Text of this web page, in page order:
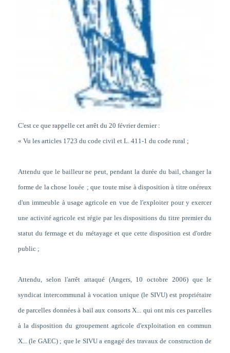
C'est ce que rappelle cet arrêt du 20 février dernier :
« Vu les articles 1723 du code civil et L. 411-1 du code rural;
Attendu que le bailleur ne peut, pendant la durée du bail, changer la
forme de la chose louée ; que toute mise à disposition à titre onéreux
d'un immeuble à usage agricole en vue de l'exploiter pour y exercer
une activité agricole est régie par les dispositions du titre premier du
statut du fermage et du métayage et que cette disposition est d'ordre
public ;
Attendu, selon l'arrêt attaqué (Angers, 10 octobre 2006) quele
syndicat intercommunal à vocation unique (le SIVU) est propriétaire
de parcelles données à bail aux consorts X... qui ont mis ces parcelles
à la disposition du groupement agricole d'exploitation en commun
X... (le GAEC) ; que le SIVU a engagé des travaux de construction de